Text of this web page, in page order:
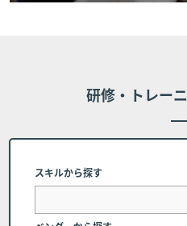
理受講者にてコース受講を希
た連絡先にご相談ください。
者に帰属するコーステキスト
研修・トレー
スキルから探す